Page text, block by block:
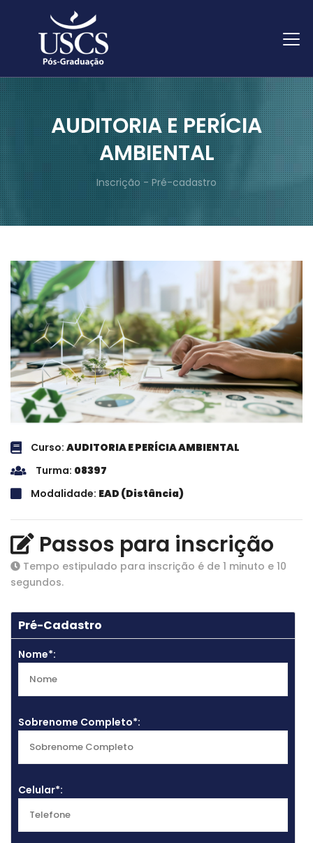
AUDITORIA E PERÍCIA
AMBIENTAL
Inscrição - Pré-cadastro
Curso: AUDITORIA E PERÍCIA AMBIENTAL
Turma: 08397
Modalidade: EAD (Distância)
Passos para inscrição
Tempo estipulado para inscrição é de 1 minuto e 10
segundos.
1
Pré-Cadastro
Nome*:
Sobrenome Completo*:
Celular*: